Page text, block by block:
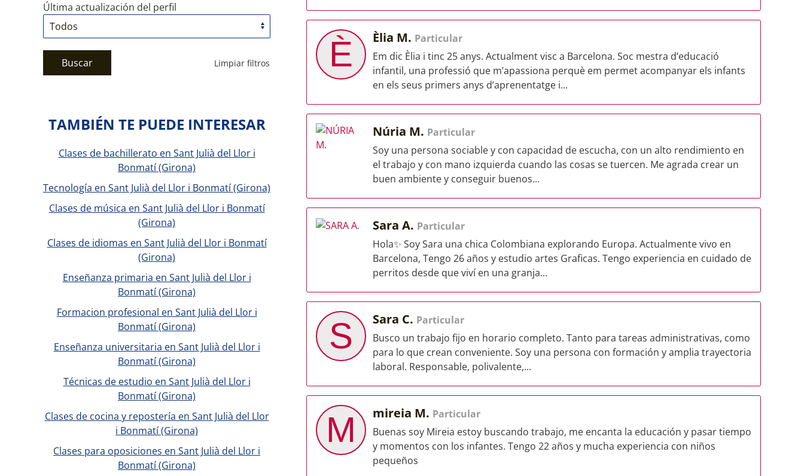
Última actualización del perfil
Buscar Limpiar filtros È Èlia M. Particular
Em dic Èlia i tinc 25 anys. Actualment visc a Barcelona. Soc mestra d’educació
infantil, una professió que m’apassiona perquè em permet acompanyar els infants
en els seus primers anys d’aprenentatge i...
Núria M. Particular
Soy una persona sociable y con capacidad de escucha, con un alto rendimiento en
el trabajo y con mano izquierda cuando las cosas se tuercen. Me agrada crear un
buen ambiente y conseguir buenos...
Sara A. Particular
Hola✨ Soy Sara una chica Colombiana explorando Europa. Actualmente vivo en
Barcelona, Tengo 26 años y estudio artes Graficas. Tengo experiencia en cuidado de
perritos desde que viví en una granja...
S Sara C. Particular
Busco un trabajo fijo en horario completo. Tanto para tareas administrativas, como
para lo que crean conveniente. Soy una persona con formación y amplia trayectoria
laboral. Responsable, polivalente,...
M mireia M. Particular
Buenas soy Mireia estoy buscando trabajo, me encanta la educación y pasar tiempo
y momentos con los infantes. Tengo 22 años y mucha experiencia con niños
pequeños
TAMBIÉN TE PUEDE INTERESAR
Clases de bachillerato en Sant Julià del Llor i
Bonmatí (Girona)
Tecnología en Sant Julià del Llor i Bonmatí (Girona)
Clases de música en Sant Julià del Llor i Bonmatí
(Girona)
Clases de idiomas en Sant Julià del Llor i Bonmatí
(Girona)
Enseñanza primaria en Sant Julià del Llor i
Bonmatí (Girona)
Formacion profesional en Sant Julià del Llor i
Bonmatí (Girona)
Enseñanza universitaria en Sant Julià del Llor i
Bonmatí (Girona)
Técnicas de estudio en Sant Julià del Llor i
Bonmatí (Girona)
Clases de cocina y repostería en Sant Julià del Llor
i Bonmatí (Girona)
Clases para oposiciones en Sant Julià del Llor i
Bonmatí (Girona)